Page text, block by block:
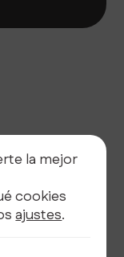
la mejor
cookies
ajustes.